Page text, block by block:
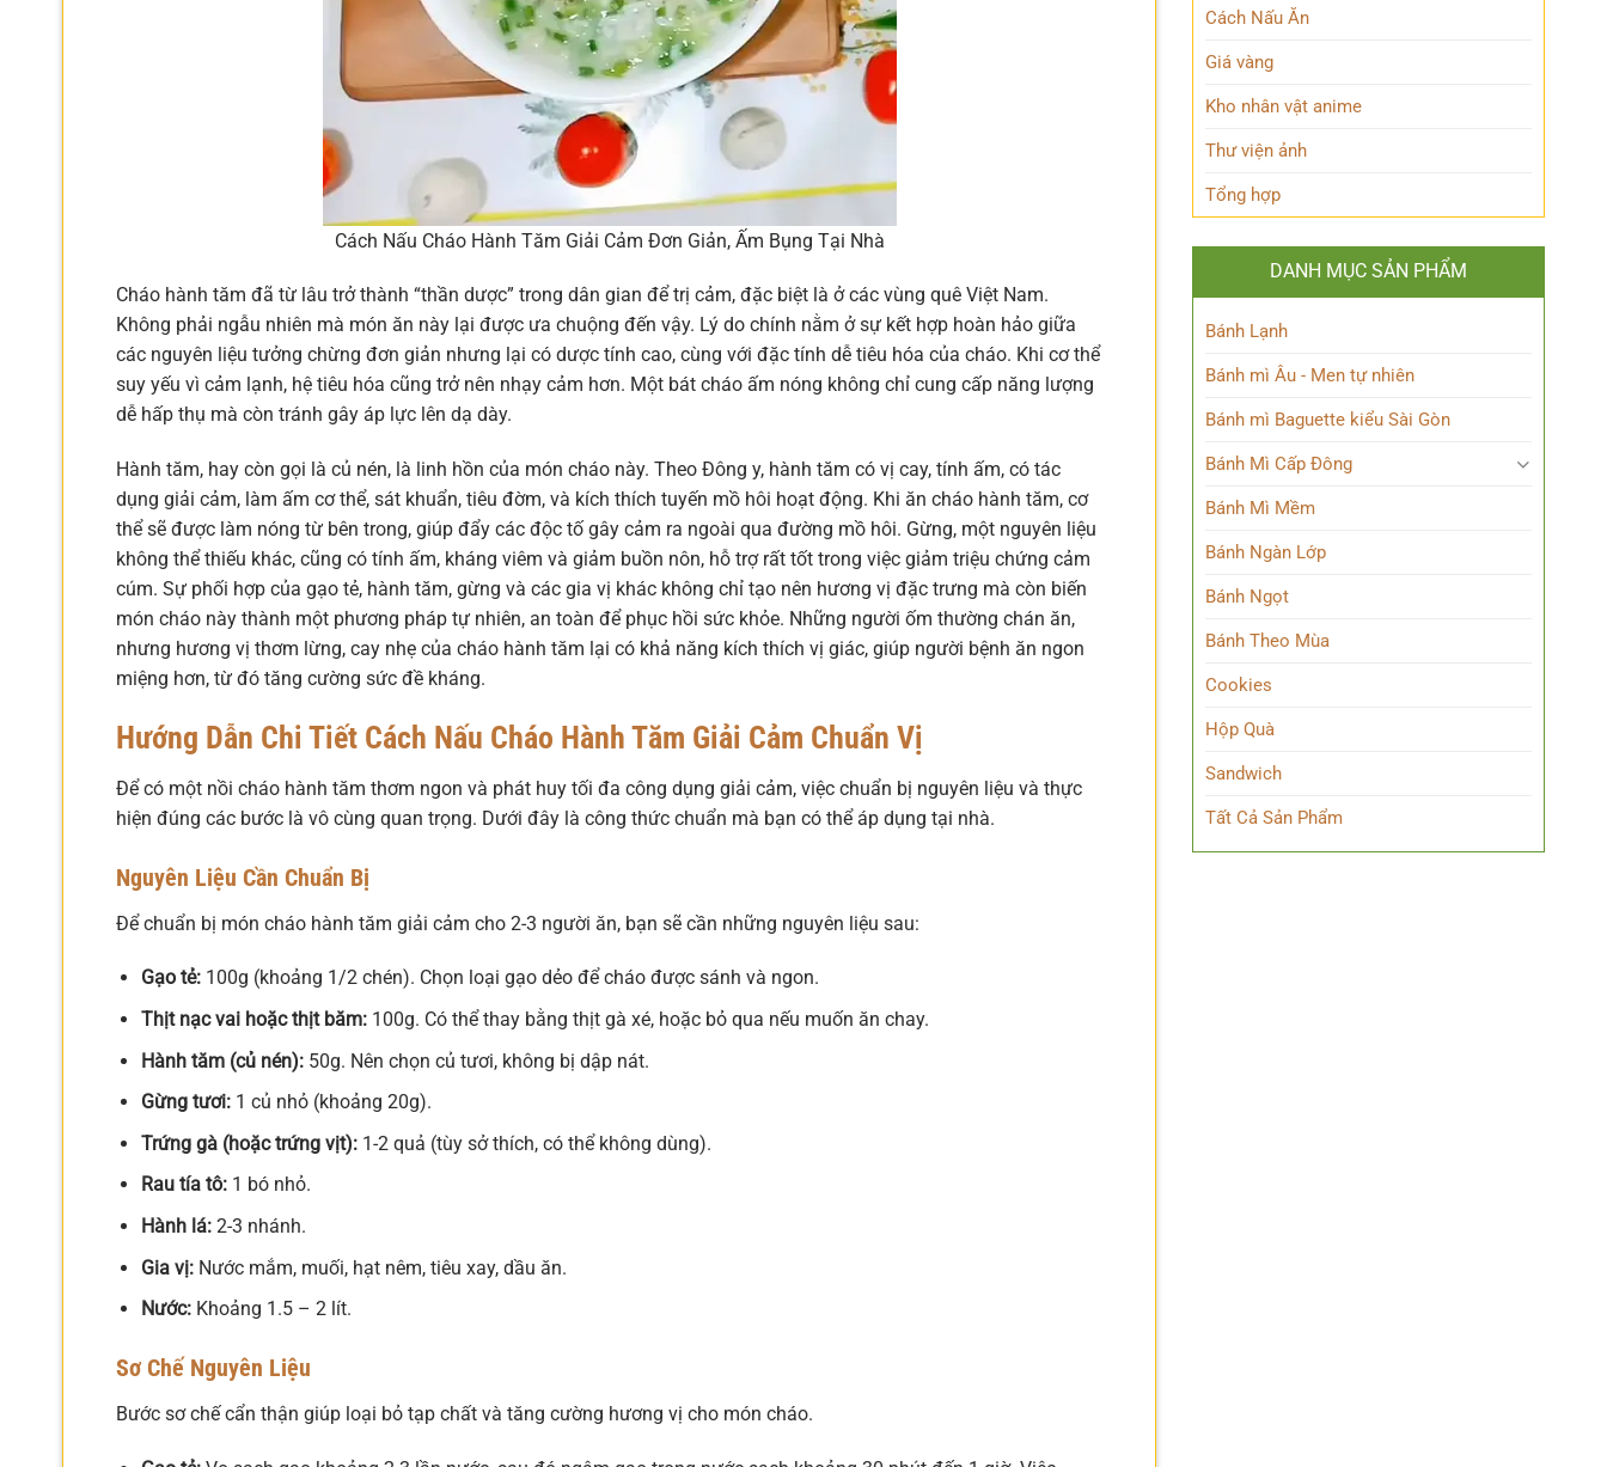
Cách Nấu Cháo Hành Tăm Giải Cảm Đơn Giản, Ấm Bụng Tại Nhà
Cháo hành tăm đã từ lâu trở thành “thần dược” trong dân gian để trị cảm, đặc biệt là ở các vùng quê Việt Nam.
Không phải ngẫu nhiên mà món ăn này lại được ưa chuộng đến vậy. Lý do chính nằm ở sự kết hợp hoàn hảo giữa
các nguyên liệu tưởng chừng đơn giản nhưng lại có dược tính cao, cùng với đặc tính dễ tiêu hóa của cháo. Khi cơ thể
suy yếu vì cảm lạnh, hệ tiêu hóa cũng trở nên nhạy cảm hơn. Một bát cháo ấm nóng không chỉ cung cấp năng lượng
dễ hấp thụ mà còn tránh gây áp lực lên dạ dày.
Hành tăm, hay còn gọi là củ nén, là linh hồn của món cháo này. Theo Đông y, hành tăm có vị cay, tính ấm, có tác
dụng giải cảm, làm ấm cơ thể, sát khuẩn, tiêu đờm, và kích thích tuyến mồ hôi hoạt động. Khi ăn cháo hành tăm, cơ
thể sẽ được làm nóng từ bên trong, giúp đẩy các độc tố gây cảm ra ngoài qua đường mồ hôi. Gừng, một nguyên liệu
không thể thiếu khác, cũng có tính ấm, kháng viêm và giảm buồn nôn, hỗ trợ rất tốt trong việc giảm triệu chứng cảm
cúm. Sự phối hợp của gạo tẻ, hành tăm, gừng và các gia vị khác không chỉ tạo nên hương vị đặc trưng mà còn biến
món cháo này thành một phương pháp tự nhiên, an toàn để phục hồi sức khỏe. Những người ốm thường chán ăn,
nhưng hương vị thơm lừng, cay nhẹ của cháo hành tăm lại có khả năng kích thích vị giác, giúp người bệnh ăn ngon
miệng hơn, từ đó tăng cường sức đề kháng.
Hướng Dẫn Chi Tiết Cách Nấu Cháo Hành Tăm Giải Cảm Chuẩn Vị
Để có một nồi cháo hành tăm thơm ngon và phát huy tối đa công dụng giải cảm, việc chuẩn bị nguyên liệu và thực
hiện đúng các bước là vô cùng quan trọng. Dưới đây là công thức chuẩn mà bạn có thể áp dụng tại nhà.
Nguyên Liệu Cần Chuẩn Bị
Để chuẩn bị món cháo hành tăm giải cảm cho 2-3 người ăn, bạn sẽ cần những nguyên liệu sau:
Gạo tẻ:100g (khoảng 1/2 chén). Chọn loại gạo dẻo để cháo được sánh và ngon.
Thịt nạc vai hoặc thịt băm:100g. Có thể thay bằng thịt gà xé, hoặc bỏ qua nếu muốn ăn chay.
Hành tăm (củ nén):50g. Nên chọn củ tươi, không bị dập nát.
Gừng tươi:1 củ nhỏ (khoảng 20g).
Trứng gà (hoặc trứng vịt):1-2 quả (tùy sở thích, có thể không dùng).
Rau tía tô:1 bó nhỏ.
Hành lá:2-3 nhánh.
Gia vị:Nước mắm, muối, hạt nêm, tiêu xay, dầu ăn.
Nước:Khoảng 1.5 – 2 lít.
Sơ Chế Nguyên Liệu
Bước sơ chế cẩn thận giúp loại bỏ tạp chất và tăng cường hương vị cho món cháo.
Cách Nấu Ăn
Giá vàng
Kho nhân vật anime
Thư viện ảnh
Tổng hợp
DANH MỤC SẢN PHẨM
Bánh Lạnh
Bánh mì Âu - Men tự nhiên
Bánh mì Baguette kiểu Sài Gòn
Bánh Mì Cấp Đông
Bánh Mì Mềm
Bánh Ngàn Lớp
Bánh Ngọt
Bánh Theo Mùa
Cookies
Hộp Quà
Sandwich
Tất Cả Sản Phẩm